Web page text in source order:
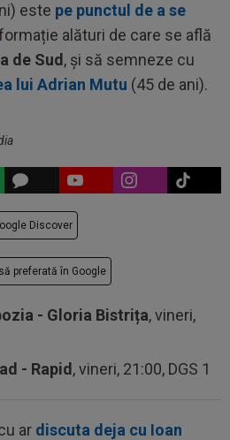
este pe punctul de a se
alături de care se află
de Sud , și să semneze cu
lui Adrian Mutu (45 de ani).
Discover
preferată în Google
- Gloria Bistrița, vineri,
- Rapid , vineri, 21:00, DGS 1
ar discuta deja cu Ioan